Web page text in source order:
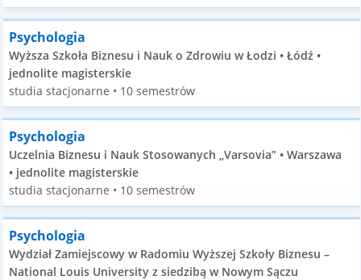
Psychologia
Wyższa Szkoła Biznesu i Nauk o Zdrowiu w Łodzi • Łódź •
jednolite magisterskie
studia stacjonarne • 10 semestrów
Psychologia
Uczelnia Biznesu i Nauk Stosowanych „Varsovia” • Warszawa
• jednolite magisterskie
studia stacjonarne • 10 semestrów
Psychologia
Wydział Zamiejscowy w Radomiu Wyższej Szkoły Biznesu –
National Louis University z siedzibą w Nowym Sączu